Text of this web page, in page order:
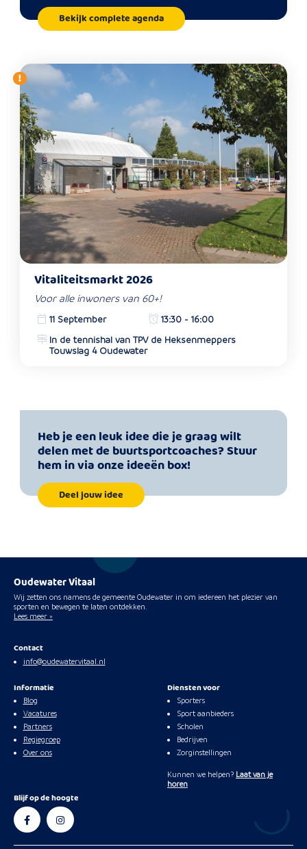
Bekijk complete agenda
Vitaliteitsmarkt 2026
Voor alle inwoners van 60+!
11 September
13:30 - 16:00
In de tennishal van TPV de Heksenmeppers
Touwslag 4 Oudewater
Heb je een leuk idee die je graag wilt
delen met de buurtsportcoaches? Stuur
hem in via onze ideeën box!
Deel jouw idee
Oudewater Vitaal
Wij zetten ons namens de gemeente Oudewater in om iedereen het plezier van
sporten en bewegen te laten ontdekken.
Lees meer »
Contact
info@oudewatervitaal.nl
Informatie
Blog
Vacatures
Partners
Regiegroep
Over ons
Diensten voor
Sporters
Sport aanbieders
Scholen
Bedrijven
Zorginstellingen
Kunnen we helpen? Laat van je
horen
Blijf op de hoogte